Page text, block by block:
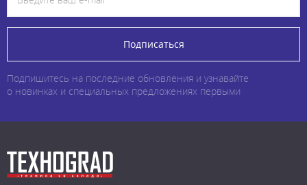
Подписаться
Подпишитесь на последние обновления и узнавайте
о новинках и специальных предложениях первыми